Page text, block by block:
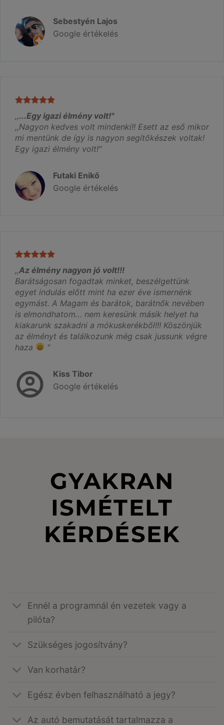
Sebestyén Lajos
Google értékelés
,,...Egy igazi élmény volt!"
,,Nagyon kedves volt mindenki!! Esett az eső mikor
mi mentünk de így is nagyon segítőkészek voltak!
Egy igazi élmény volt!"
Futaki Enikő
Google értékelés
,,Az élmény nagyon jó volt!!!
Barátságosan fogadtak minket, beszélgettünk
egyet indulás előtt mint ha ezer éve ismernénk
egymást. A Magam és barátok, barátnők nevében
is elmondhatom… nem keresünk másik helyet ha
kiakarunk szakadni a mókuskerékből!!! Köszönjük
az élményt és találkozunk még csak jussunk végre
haza
"
Kiss Tibor
Google értékelés
GYAKRAN
ISMÉTELT
KÉRDÉSEK
Ennél a programnál én vezetek vagy a
pilóta?
Szükséges jogosítvány?
Van korhatár?
Egész évben felhasználható a jegy?
Az autó bemutatását tartalmazza a